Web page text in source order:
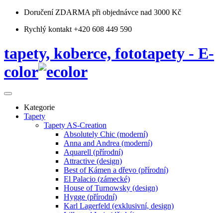
Doručení ZDARMA při objednávce nad 3000 Kč
Rychlý kontakt +420 608 449 590
tapety, koberce, fototapety - E-
color
Kategorie
Tapety
Tapety AS-Creation
Absolutely Chic (moderní)
Anna and Andrea (moderní)
Aquarell (přírodní)
Attractive (design)
Best of Kámen a dřevo (přírodní)
El Palacio (zámecké)
House of Turnowsky (design)
Hygge (přírodní)
Karl Lagerfeld (exklusivní, design)